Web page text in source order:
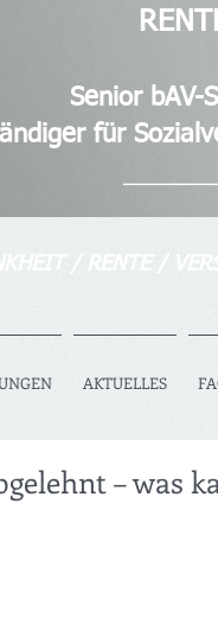
/ RENTE /
AKTUELLES
– was